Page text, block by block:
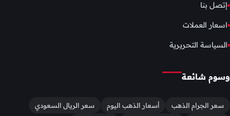
إتصل بنا
اسعار العملات
السياسة التحريرية
وسوم شائعة
سعر الجرام الذهب أسعار الذهب اليوم
سعر الريال السعودي